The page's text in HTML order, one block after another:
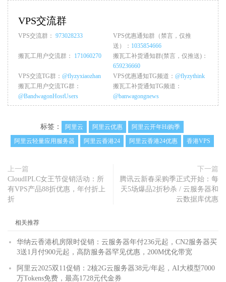
VPS交流群
VPS交流群： 973028233
VPS优惠通知群（禁言，仅推
送）： 1035854666
搬瓦工用户交流群： 171060270
搬瓦工补货通知群(禁言，仅推送)：
659236660
VPS交流TG群： @flyzyxiaozhan VPS优惠通知TG频道： @flyzythink
搬瓦工用户交流TG群：
@BandwagonHostUsers
搬瓦工补货通知TG频道：
@banwagongnews
标签： 阿里云 阿里云优惠
阿里云开年Hi购季
阿里云轻量应用服务器
阿里云香港24 阿里云香港24优惠 香港VPS
上一篇
CloudIPLC女王节促销活动：所
有VPS产品88折优惠，年付折上
折
下一篇
腾讯云新春采购季正式开始：每
天5场爆品2折秒杀 / 云服务器和
云数据库优惠
相关推荐
华纳云香港机房限时促销：云服务器年付236元起，CN2服务器买
3送1月付900元起，高防服务器罕见优惠，200M优化带宽
阿里云2025双11促销：2核2G云服务器38元/年起，AI大模型7000
万Tokens免费，最高1728元代金券